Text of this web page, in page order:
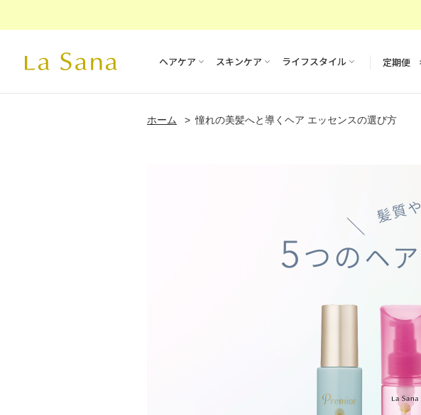
ヘアケア スキンケア ライフスタイル 定期便
ホーム 憧れの美髪へと導くヘア エッセンスの選び方